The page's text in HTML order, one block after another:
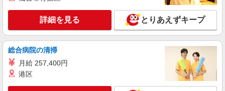
時給1,367円〜1,577円 ★土日祝日は時給100円
アップ！ ・居住支援特別手当:120円/時間含む ※
給与幅は資格・経験等による
東京都大田区久が原2-25-26
キープ 詳細を見る
パート
ツクイ大田多摩川グループホーム
NEW
詳細を見る とりあえずキープ
総合病院の清掃
月給 257,400円
港区